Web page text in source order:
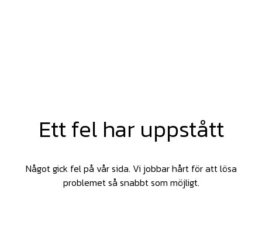
Ett fel har uppstått
Något gick fel på vår sida. Vi jobbar hårt för att lösa
problemet så snabbt som möjligt.